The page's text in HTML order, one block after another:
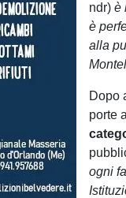
ndr)è
è
alla
Dopo
porte
ogni